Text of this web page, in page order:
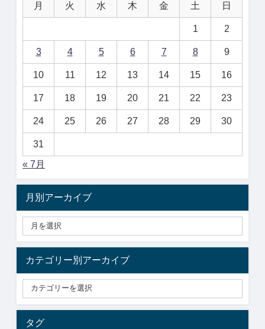
月 火 水 木 金 土 日
1 2
3 4 5 6 7 8 9
10 11 12 13 14 15 16
17 18 19 20 21 22 23
24 25 26 27 28 29 30
31
« 7月
月別アーカイブ
カテゴリー別アーカイブ
タグ